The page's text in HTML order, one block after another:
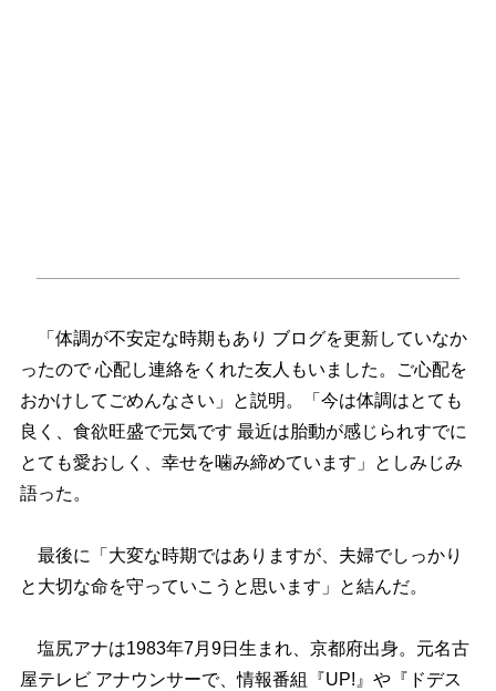
「体調が不安定な時期もあり ブログを更新していなか
ったので 心配し連絡をくれた友人もいました。ご心配を
おかけしてごめんなさい」と説明。「今は体調はとても
良く、食欲旺盛で元気です 最近は胎動が感じられすでに
とても愛おしく、幸せを噛み締めています」としみじみ
語った。
最後に「大変な時期ではありますが、夫婦でしっかり
と大切な命を守っていこうと思います」と結んだ。
塩尻アナは1983年7月9日生まれ、京都府出身。元名古
屋テレビ アナウンサーで、情報番組『UP!』や『ドデス